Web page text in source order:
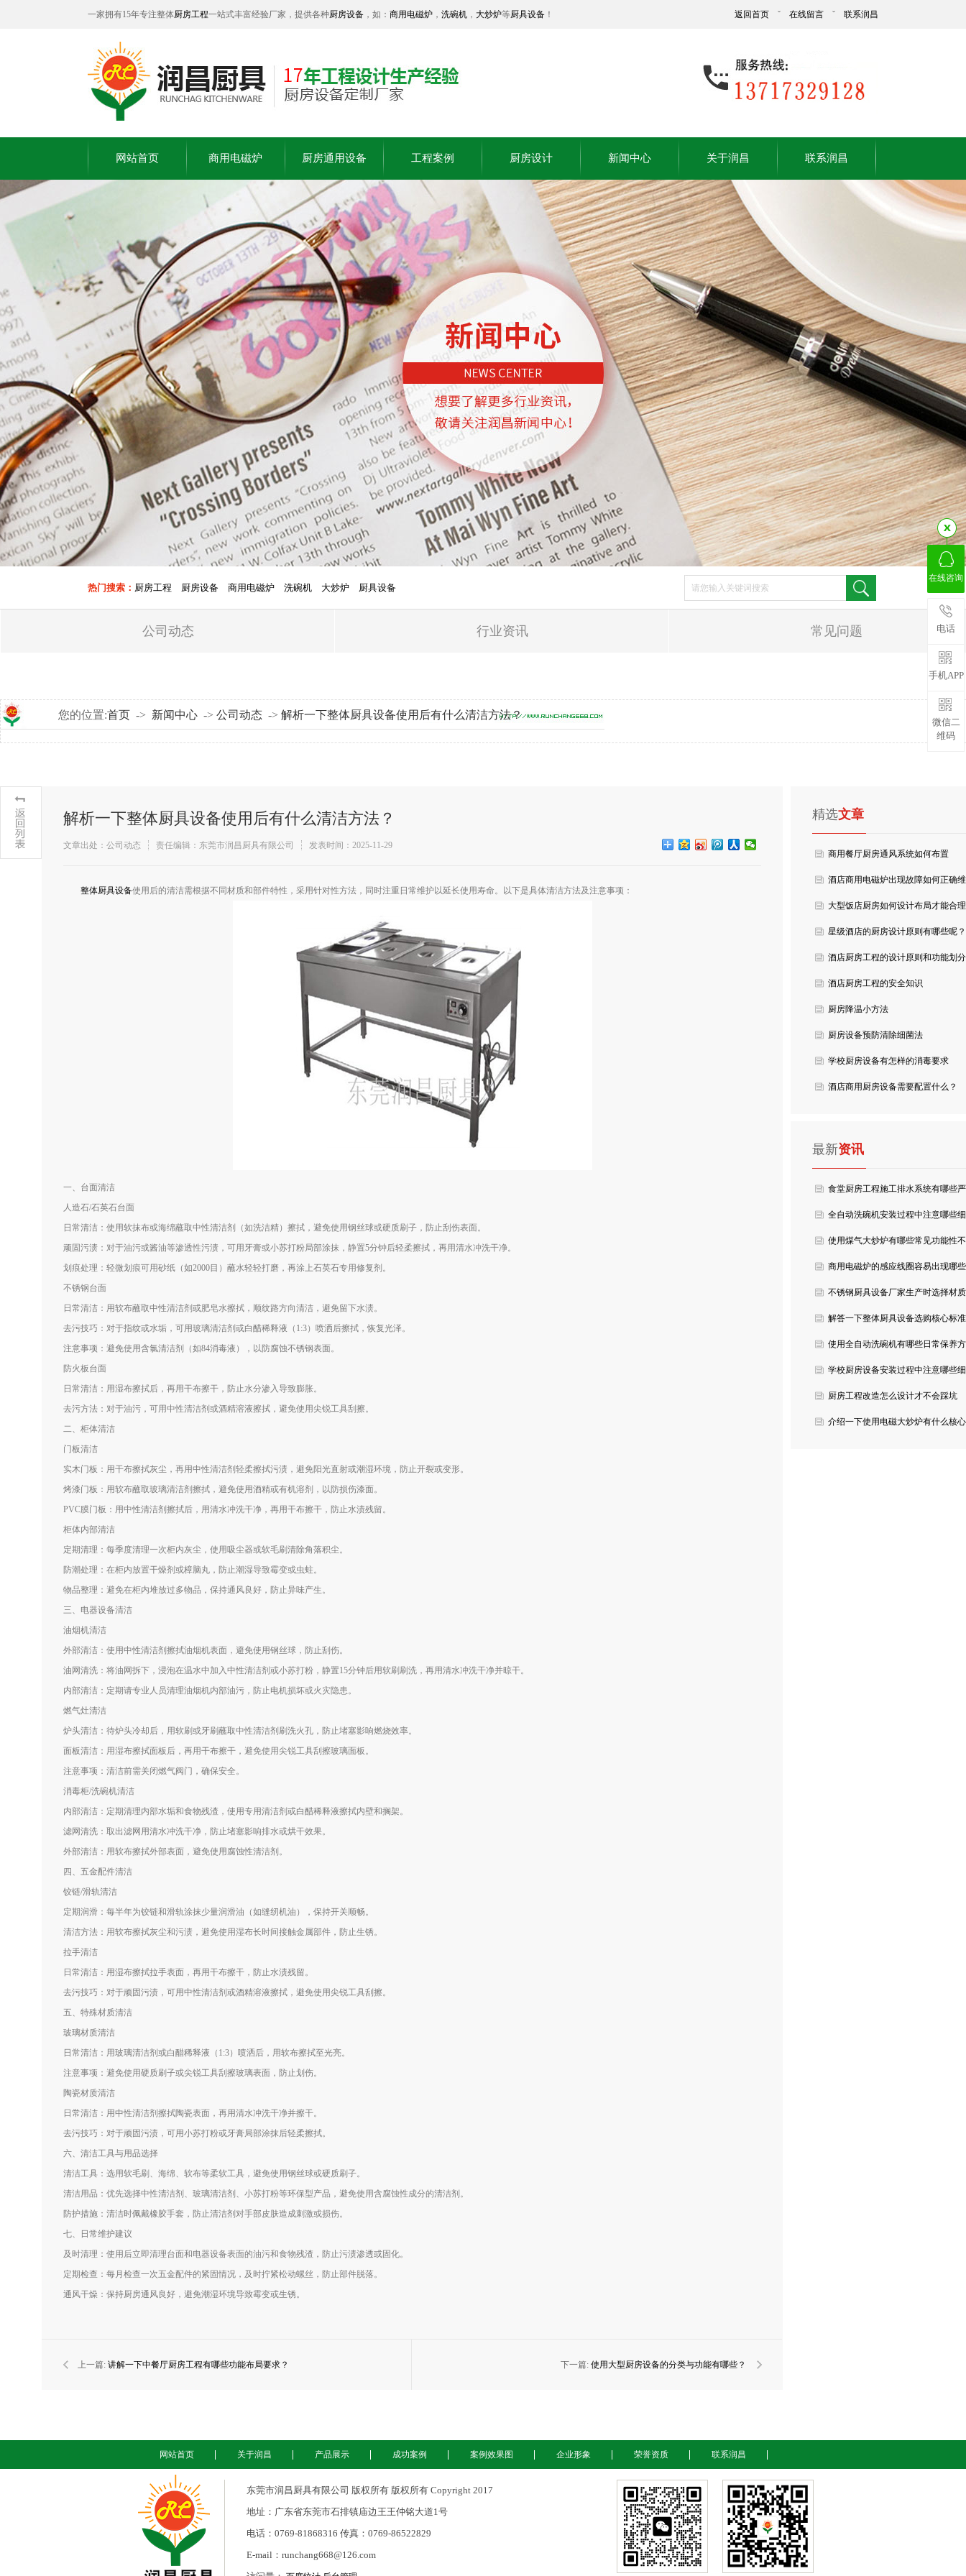
一家拥有15年专注整体厨房工程一站式丰富经验厂家，提供各种厨房设备 ，如： 商用电磁炉 ， 洗碗机 ， 大炒炉等厨具设备 ！ 返回首页 ˇ 在线留言 ˇ 联系润昌
网站首页 商用电磁炉 厨房通用设备 工程案例 厨房设计 新闻中心 关于润昌 联系润昌
热门搜索： 厨房工程 厨房设备 商用电磁炉 洗碗机 大炒炉 厨具设备
公司动态 行业资讯 常见问题
您的位置:首页 -> 新闻中心 -> 公司动态 -> 解析一下整体厨具设备使用后有什么清洁方法？
解析一下整体厨具设备使用后有什么清洁方法？
文章出处：公司动态 责任编辑：东莞市润昌厨具有限公司 发表时间：2025-11-29
​整体厨具设备使用后的清洁需根据不同材质和部件特性，采用针对性方法，同时注重日常维护以延长使用寿命。以下是具体清洁方法及注意事项：
一、台面清洁
人造石/石英石台面
日常清洁：使用软抹布或海绵蘸取中性清洁剂（如洗洁精）擦拭，避免使用钢丝球或硬质刷子，防止刮伤表面。
顽固污渍：对于油污或酱油等渗透性污渍，可用牙膏或小苏打粉局部涂抹，静置5分钟后轻柔擦拭，再用清水冲洗干净。
划痕处理：轻微划痕可用砂纸（如2000目）蘸水轻轻打磨，再涂上石英石专用修复剂。
不锈钢台面
日常清洁：用软布蘸取中性清洁剂或肥皂水擦拭，顺纹路方向清洁，避免留下水渍。
去污技巧：对于指纹或水垢，可用玻璃清洁剂或白醋稀释液（1:3）喷洒后擦拭，恢复光泽。
注意事项：避免使用含氯清洁剂（如84消毒液），以防腐蚀不锈钢表面。
防火板台面
日常清洁：用湿布擦拭后，再用干布擦干，防止水分渗入导致膨胀。
去污方法：对于油污，可用中性清洁剂或酒精溶液擦拭，避免使用尖锐工具刮擦。
二、柜体清洁
门板清洁
实木门板：用干布擦拭灰尘，再用中性清洁剂轻柔擦拭污渍，避免阳光直射或潮湿环境，防止开裂或变形。
烤漆门板：用软布蘸取玻璃清洁剂擦拭，避免使用酒精或有机溶剂，以防损伤漆面。
PVC膜门板：用中性清洁剂擦拭后，用清水冲洗干净，再用干布擦干，防止水渍残留。
柜体内部清洁
定期清理：每季度清理一次柜内灰尘，使用吸尘器或软毛刷清除角落积尘。
防潮处理：在柜内放置干燥剂或樟脑丸，防止潮湿导致霉变或虫蛀。
物品整理：避免在柜内堆放过多物品，保持通风良好，防止异味产生。
三、电器设备清洁
油烟机清洁
外部清洁：使用中性清洁剂擦拭油烟机表面，避免使用钢丝球，防止刮伤。
油网清洗：将油网拆下，浸泡在温水中加入中性清洁剂或小苏打粉，静置15分钟后用软刷刷洗，再用清水冲洗干净并晾干。
内部清洁：定期请专业人员清理油烟机内部油污，防止电机损坏或火灾隐患。
燃气灶清洁
炉头清洁：待炉头冷却后，用软刷或牙刷蘸取中性清洁剂刷洗火孔，防止堵塞影响燃烧效率。
面板清洁：用湿布擦拭面板后，再用干布擦干，避免使用尖锐工具刮擦玻璃面板。
注意事项：清洁前需关闭燃气阀门，确保安全。
消毒柜/洗碗机清洁
内部清洁：定期清理内部水垢和食物残渣，使用专用清洁剂或白醋稀释液擦拭内壁和搁架。
滤网清洗：取出滤网用清水冲洗干净，防止堵塞影响排水或烘干效果。
外部清洁：用软布擦拭外部表面，避免使用腐蚀性清洁剂。
四、五金配件清洁
铰链/滑轨清洁
定期润滑：每半年为铰链和滑轨涂抹少量润滑油（如缝纫机油），保持开关顺畅。
清洁方法：用软布擦拭灰尘和污渍，避免使用湿布长时间接触金属部件，防止生锈。
拉手清洁
日常清洁：用湿布擦拭拉手表面，再用干布擦干，防止水渍残留。
去污技巧：对于顽固污渍，可用中性清洁剂或酒精溶液擦拭，避免使用尖锐工具刮擦。
五、特殊材质清洁
玻璃材质清洁
日常清洁：用玻璃清洁剂或白醋稀释液（1:3）喷洒后，用软布擦拭至光亮。
注意事项：避免使用硬质刷子或尖锐工具刮擦玻璃表面，防止划伤。
陶瓷材质清洁
日常清洁：用中性清洁剂擦拭陶瓷表面，再用清水冲洗干净并擦干。
去污技巧：对于顽固污渍，可用小苏打粉或牙膏局部涂抹后轻柔擦拭。
六、清洁工具与用品选择
清洁工具：选用软毛刷、海绵、软布等柔软工具，避免使用钢丝球或硬质刷子。
清洁用品：优先选择中性清洁剂、玻璃清洁剂、小苏打粉等环保型产品，避免使用含腐蚀性成分的清洁剂。
防护措施：清洁时佩戴橡胶手套，防止清洁剂对手部皮肤造成刺激或损伤。
七、日常维护建议
及时清理：使用后立即清理台面和电器设备表面的油污和食物残渣，防止污渍渗透或固化。
定期检查：每月检查一次五金配件的紧固情况，及时拧紧松动螺丝，防止部件脱落。
通风干燥：保持厨房通风良好，避免潮湿环境导致霉变或生锈。
上一篇: 讲解一下中餐厅厨房工程有哪些功能布局要求？ 下一篇: 使用大型厨房设备的分类与功能有哪些？
精选文章
商用餐厅厨房通风系统如何布置
酒店商用电磁炉出现故障如何正确维
修呢？
大型饭店厨房如何设计布局才能合理
的利用空间呢？
星级酒店的厨房设计原则有哪些呢？
酒店厨房工程的设计原则和功能划分
酒店厨房工程的安全知识
厨房降温小方法
厨房设备预防清除细菌法
学校厨房设备有怎样的消毒要求
酒店商用厨房设备需要配置什么？
最新资讯
食堂厨房工程施工排水系统有哪些严
格要求？
全自动洗碗机安装过程中注意哪些细
节？
使用煤气大炒炉有哪些常见功能性不
良？
商用电磁炉的感应线圈容易出现哪些
故障？
不锈钢厨具设备厂家生产时选择材质
有哪些要求？
解答一下整体厨具设备选购核心标准
有哪些？
使用全自动洗碗机有哪些日常保养方
法？
学校厨房设备安装过程中注意哪些细
节？
厨房工程改造怎么设计才不会踩坑
呢？
介绍一下使用电磁大炒炉有什么核心
网站首页 关于润昌 产品展示 成功案例 案例效果图 企业形象 荣誉资质 联系润昌
东莞市润昌厨具有限公司 版权所有 版权所有 Copyright 2017
地址：广东省东莞市石排镇庙边王王仲铭大道1号
电话：0769-81868316 传真：0769-86522829
E-mail：runchang668@126.com
在线咨询
电话
手机APP
微信二
维码